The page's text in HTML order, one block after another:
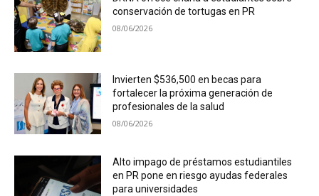
conservación de tortugas en PR
08/06/2026
Invierten $536,500 en becas para
fortalecer la próxima generación de
profesionales de la salud
08/06/2026
Alto impago de préstamos estudiantiles
en PR pone en riesgo ayudas federales
para universidades